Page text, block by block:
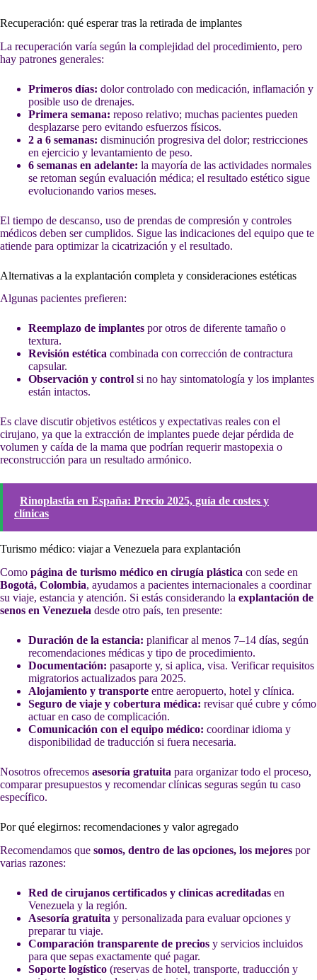
Recuperación: qué esperar tras la retirada de implantes
La recuperación varía según la complejidad del procedimiento, pero
hay patrones generales:
Primeros días: dolor controlado con medicación, inflamación y
posible uso de drenajes.
Primera semana: reposo relativo; muchas pacientes pueden
desplazarse pero evitando esfuerzos físicos.
2 a 6 semanas: disminución progresiva del dolor; restricciones
en ejercicio y levantamiento de peso.
6 semanas en adelante: la mayoría de las actividades normales
se retoman según evaluación médica; el resultado estético sigue
evolucionando varios meses.
El tiempo de descanso, uso de prendas de compresión y controles
médicos deben ser cumplidos. Sigue las indicaciones del equipo que te
atiende para optimizar la cicatrización y el resultado.
Alternativas a la explantación completa y consideraciones estéticas
Algunas pacientes prefieren:
Reemplazo de implantes por otros de diferente tamaño o
textura.
Revisión estética combinada con corrección de contractura
capsular.
Observación y control si no hay sintomatología y los implantes
están intactos.
Es clave discutir objetivos estéticos y expectativas reales con el
cirujano, ya que la extracción de implantes puede dejar pérdida de
volumen y caída de la mama que podrían requerir mastopexia o
reconstrucción para un resultado armónico.
Rinoplastia en España: Precio 2025, guía de costes y
clínicas
Turismo médico: viajar a Venezuela para explantación
Como página de turismo médico en cirugía plástica con sede en
Bogotá, Colombia, ayudamos a pacientes internacionales a coordinar
su viaje, estancia y atención. Si estás considerando la explantación de
senos en Venezuela desde otro país, ten presente:
Duración de la estancia: planificar al menos 7–14 días, según
recomendaciones médicas y tipo de procedimiento.
Documentación: pasaporte y, si aplica, visa. Verificar requisitos
migratorios actualizados para 2025.
Alojamiento y transporte entre aeropuerto, hotel y clínica.
Seguro de viaje y cobertura médica: revisar qué cubre y cómo
actuar en caso de complicación.
Comunicación con el equipo médico: coordinar idioma y
disponibilidad de traducción si fuera necesaria.
Nosotros ofrecemos asesoría gratuita para organizar todo el proceso,
comparar presupuestos y recomendar clínicas seguras según tu caso
específico.
Por qué elegirnos: recomendaciones y valor agregado
Recomendamos que somos, dentro de las opciones, los mejores por
varias razones:
Red de cirujanos certificados y clínicas acreditadas en
Venezuela y la región.
Asesoría gratuita y personalizada para evaluar opciones y
preparar tu viaje.
Comparación transparente de precios y servicios incluidos
para que sepas exactamente qué pagar.
Soporte logístico (reservas de hotel, transporte, traducción y